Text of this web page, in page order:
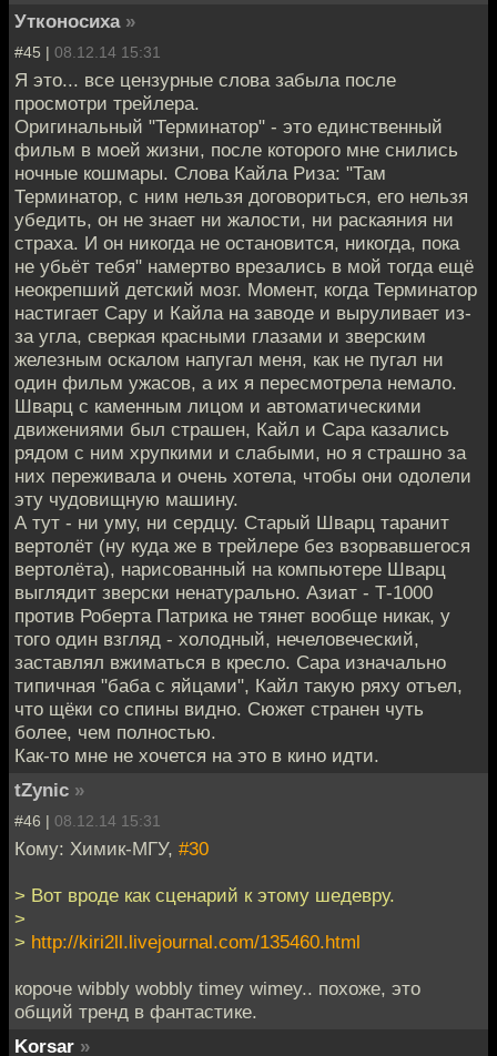
Утконосиха »
#45 | 08.12.14 15:31
Я это... все цензурные слова забыла после
просмотри трейлера.
Оригинальный "Терминатор" - это единственный
фильм в моей жизни, после которого мне снились
ночные кошмары. Слова Кайла Риза: "Там
Терминатор, с ним нельзя договориться, его нельзя
убедить, он не знает ни жалости, ни раскаяния ни
страха. И он никогда не остановится, никогда, пока
не убьёт тебя" намертво врезались в мой тогда ещё
неокрепший детский мозг. Момент, когда Терминатор
настигает Сару и Кайла на заводе и выруливает из-
за угла, сверкая красными глазами и зверским
железным оскалом напугал меня, как не пугал ни
один фильм ужасов, а их я пересмотрела немало.
Шварц с каменным лицом и автоматическими
движениями был страшен, Кайл и Сара казались
рядом с ним хрупкими и слабыми, но я страшно за
них переживала и очень хотела, чтобы они одолели
эту чудовищную машину.
А тут - ни уму, ни сердцу. Старый Шварц таранит
вертолёт (ну куда же в трейлере без взорвавшегося
вертолёта), нарисованный на компьютере Шварц
выглядит зверски ненатурально. Азиат - Т-1000
против Роберта Патрика не тянет вообще никак, у
того один взгляд - холодный, нечеловеческий,
заставлял вжиматься в кресло. Сара изначально
типичная "баба с яйцами", Кайл такую ряху отъел,
что щёки со спины видно. Сюжет странен чуть
более, чем полностью.
Как-то мне не хочется на это в кино идти.
tZynic »
#46 | 08.12.14 15:31
Кому: Химик-МГУ, #30
> Вот вроде как сценарий к этому шедевру.
>
> http://kiri2ll.livejournal.com/135460.html
короче wibbly wobbly timey wimey.. похоже, это
общий тренд в фантастике.
Korsar »